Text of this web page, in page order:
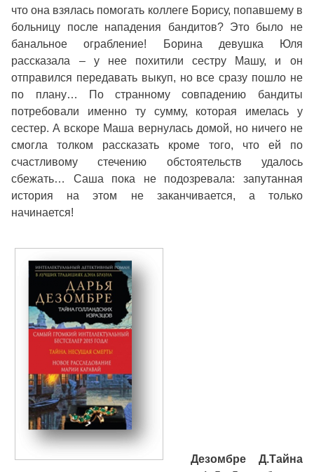
что она взялась помогать коллеге Борису, попавшему в
больницу после нападения бандитов? Это было не
банальное ограбление! Борина девушка Юля
рассказала – у нее похитили сестру Машу, и он
отправился передавать выкуп, но все сразу пошло не
по плану… По странному совпадению бандиты
потребовали именно ту сумму, которая имелась у
сестер. А вскоре Маша вернулась домой, но ничего не
смогла толком рассказать кроме того, что ей по
счастливому стечению обстоятельств удалось
сбежать… Саша пока не подозревала: запутанная
история на этом не заканчивается, а только
начинается!
Дезомбре Д.Тайна